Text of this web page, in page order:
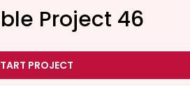
Project 46
PROJECT